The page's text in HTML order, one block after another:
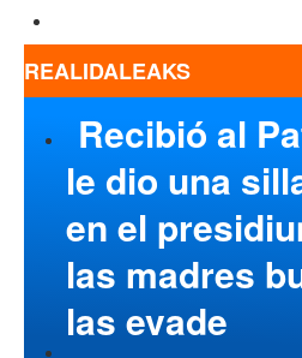
REALIDALEAKS
Recibió al
le dio una
en el
las madres
las evade